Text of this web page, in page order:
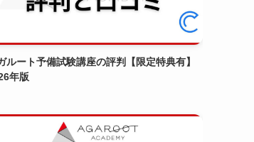
ルート予備試験講座の評判【限定特典有】
年版